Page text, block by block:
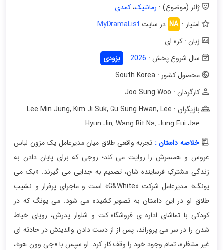
ژانر (موضوع) : رمانتیک،کمدی
امتیاز : NA در سایت MyDramaList
زبان : کره ای
سال شروع پخش : 2026
بزودی
محصول کشور : South Korea
کارگردان : Joo Sung Woo
بازیگران : Lee Min Jung
, Kim Ji Suk, Gu Sung Hwan, Lee
Hyun Jin, Wang Bit Na, Jung Eui Jae
خلاصه داستان : تجربه واقعی طلاق میان مدیرعامل یک مزون لباس
عروس و همسرش را روایت می کند؛ زوجی که برای پایان دادن به
زندگی مشترکِ فرساینده شان، تصمیم به جدایی می گیرند. «بک می
یونگ» مدیرعامل شرکت «G&White» است و ماجرای پرفراز و نشیب
طلاق او در این داستان به تصویر کشیده می شود. می یونگ که در
کودکی با تماشای اداره ی فروشگاه کت‌ و شلوار پدرش، رویای خیاط
شدن را در سر می پروراند، پس از از دست دادن والدینش در حادثه ای
غیر منتظره، تمام وجود خود را وقف کار کرد. او سپس با «جی وون هو»،